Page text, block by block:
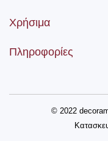
Χρήσιμα
Πληροφορίες
© 2022